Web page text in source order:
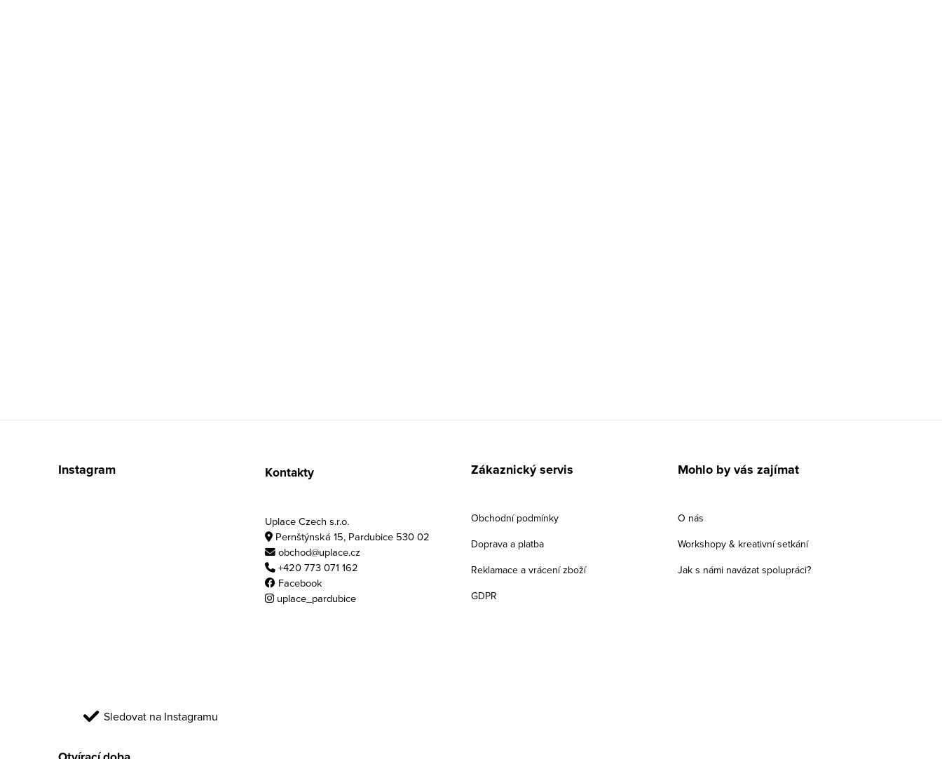
Instagram
Sledovat na Instagramu
Kontakty
Uplace Czech s.r.o.
Pernštýnská 15, Pardubice 530 02
obchod@uplace.cz
+420 773 071 162
Facebook
uplace_pardubice
Zákaznický servis
Obchodní podmínky
Doprava a platba
Reklamace a vrácení zboží
GDPR
Mohlo by vás zajímat
O nás
Workshopy & kreativní setkání
Jak s námi navázat spolupráci?